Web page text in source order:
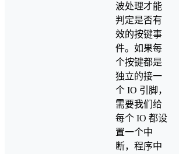
波处理才能
判定是否有
效的按键事
件。如果每
个按键都是
独立的接一
个 IO 引脚，
需要我们给
每个 IO 都设
置一个中
断，程序中